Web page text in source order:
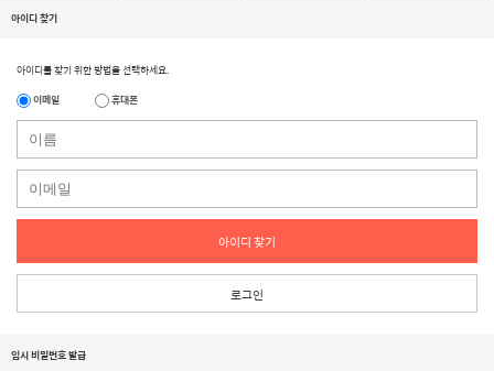
아이디 찾기
아이디를 찾기 위한 방법을 선택하세요.
이메일
휴대폰
아이디 찾기
로그인
임시 비밀번호 발급